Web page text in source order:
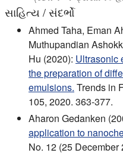
સાહિત્ય / સંદર્ભો
Ahmed Taha, Eman
Muthupandian
Hu (2020): Ultrasonic
the preparation of
emulsions. Trends in
105, 2020. 363-377.
Aharon Gedanken
application to
No. 12 (25 December